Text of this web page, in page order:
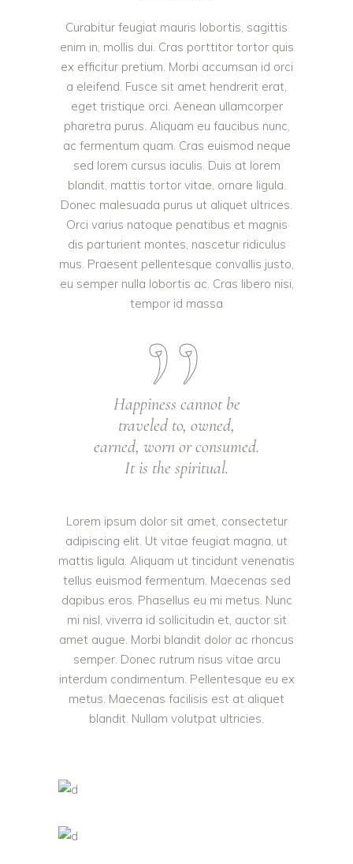
Curabitur feugiat mauris lobortis, sagittis
enim in, mollis dui. Cras porttitor tortor quis
ex efficitur pretium. Morbi accumsan id orci
a eleifend. Fusce sit amet hendrerit erat,
eget tristique orci. Aenean ullamcorper
pharetra purus. Aliquam eu faucibus nunc,
ac fermentum quam. Cras euismod neque
sed lorem cursus iaculis. Duis at lorem
blandit, mattis tortor vitae, ornare ligula.
Donec malesuada purus ut aliquet ultrices.
Orci varius natoque penatibus et magnis
dis parturient montes, nascetur ridiculus
mus. Praesent pellentesque convallis justo,
eu semper nulla lobortis ac. Cras libero nisi,
tempor id massa
Happiness cannot be
traveled to, owned,
earned, worn or consumed.
It is the spiritual.
Lorem ipsum dolor sit amet, consectetur
adipiscing elit. Ut vitae feugiat magna, ut
mattis ligula. Aliquam ut tincidunt venenatis
tellus euismod fermentum. Maecenas sed
dapibus eros. Phasellus eu mi metus. Nunc
mi nisl, viverra id sollicitudin et, auctor sit
amet augue. Morbi blandit dolor ac rhoncus
semper. Donec rutrum risus vitae arcu
interdum condimentum. Pellentesque eu ex
metus. Maecenas facilisis est at aliquet
blandit. Nullam volutpat ultricies.